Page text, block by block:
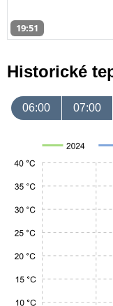
19:51
Historické
06:00 07:00